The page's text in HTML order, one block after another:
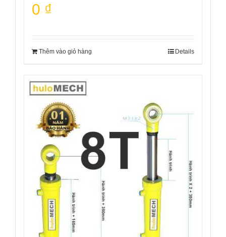
0 ₫
Thêm vào giỏ hàng Details